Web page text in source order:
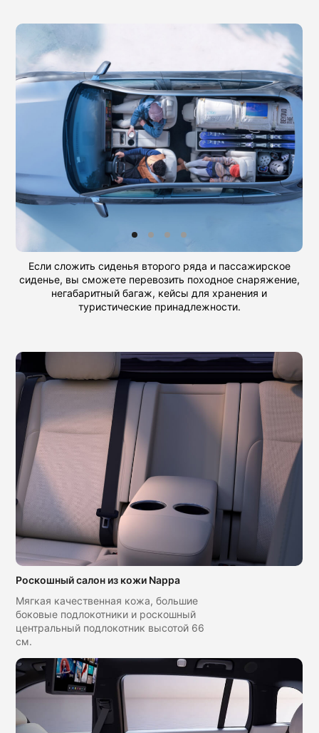
Если сложить сиденья второго ряда и пассажирское
сиденье, вы сможете перевозить походное снаряжение,
негабаритный багаж, кейсы для хранения и
туристические принадлежности.
Роскошный салон из кожи Nappa
Мягкая качественная кожа, большие
боковые подлокотники и роскошный
центральный подлокотник высотой 66
см.